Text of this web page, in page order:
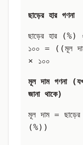
ছাড়ের হার গণনা
ছাড়ের হার
১০০ = ((মূল
× ১০০
মূল দাম গণনা
জানা থাকে)
মূল দাম =
(%))